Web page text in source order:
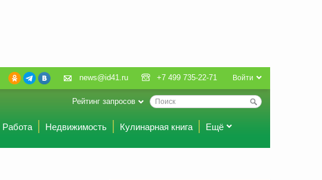
Войти
news@id41.ru +7 499 735-22-71
Рейтинг запросов
Работа Недвижимость Кулинарная книга Ещё